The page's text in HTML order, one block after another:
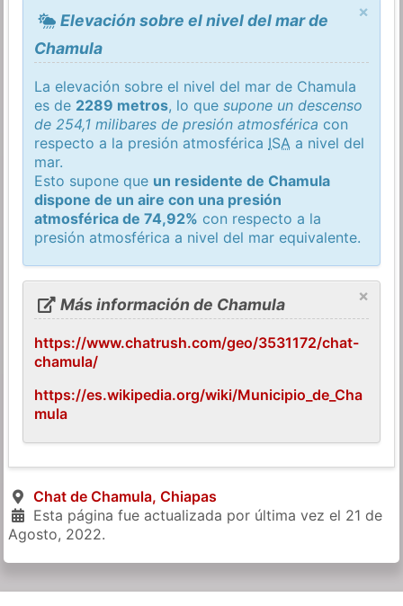
×
Elevación sobre el nivel del mar de
Chamula
La elevación sobre el nivel del mar de Chamula
es de 2289 metros, lo quesupone un descenso
de 254,1 milibares de presión atmosférica con
respecto a la presión atmosférica ISA a nivel del
mar.
Esto supone que un residente de Chamula
dispone de un aire con una presión
atmosférica de 74,92% con respecto a la
presión atmosférica a nivel del mar equivalente.
×
Más información de Chamula
https://www.chatrush.com/geo/3531172/chat-
chamula/
https://es.wikipedia.org/wiki/Municipio_de_Cha
mula
Chat de Chamula, Chiapas
Esta página fue actualizada por última vez el 21 de
Agosto, 2022.